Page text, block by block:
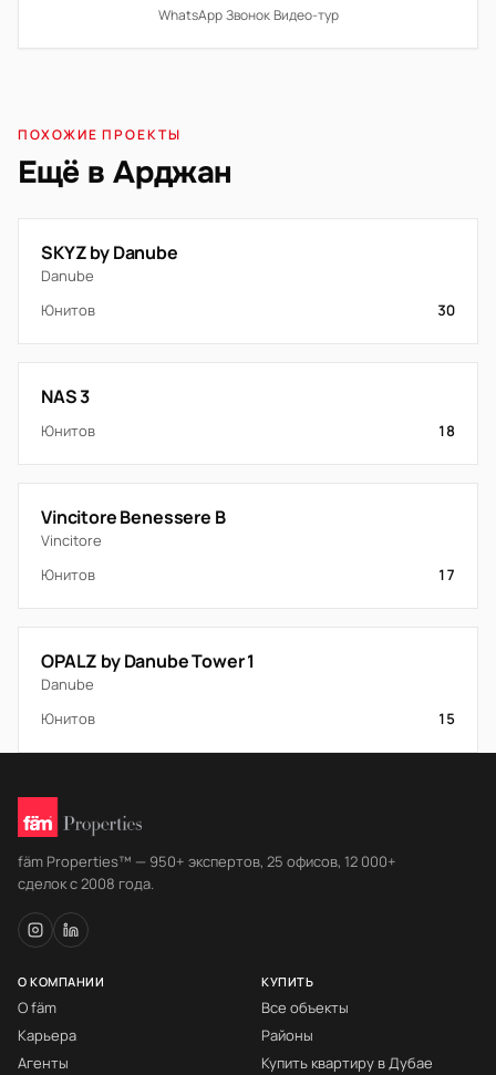
WhatsApp·Звонок·Видео-тур
ПОХОЖИЕ ПРОЕКТЫ
Ещё в Арджан
SKYZ by Danube
Danube
Юнитов
30
NAS 3
Юнитов 18
Vincitore Benessere B
Vincitore
Юнитов
17
OPALZ by Danube Tower 1
Danube
Юнитов
15
fäm Properties™ — 950+ экспертов, 25 офисов, 12 000+
сделок с 2008 года.
О КОМПАНИИ
О fäm
Карьера
Агенты
КУПИТЬ
Все объекты
Районы
Купить квартиру в Дубае